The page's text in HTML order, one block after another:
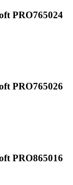
PRO765024
PRO765026
PRO865016